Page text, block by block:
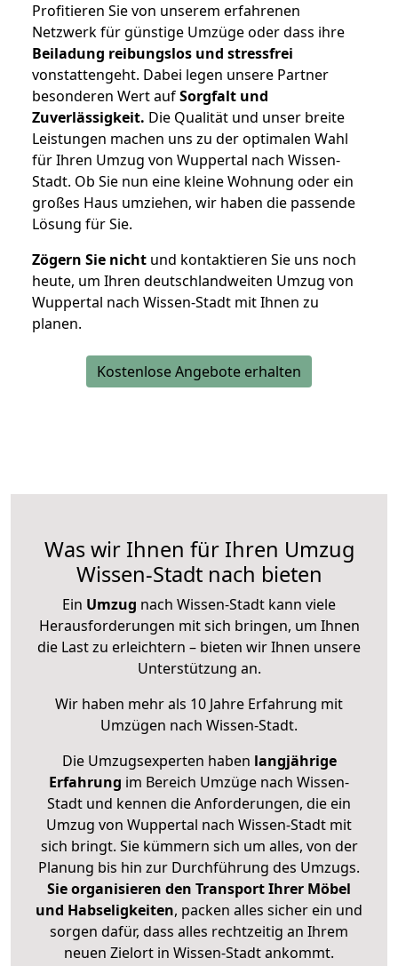
Profitieren Sie von unserem erfahrenen
Netzwerk für günstige Umzüge oder dass ihre
Beiladung reibungslos und stressfrei
vonstattengeht. Dabei legen unsere Partner
besonderen Wert aufSorgfalt und
Zuverlässigkeit. Die Qualität und unser breite
Leistungen machen uns zu der optimalen Wahl
für Ihren Umzug von Wuppertal nach Wissen-
Stadt. Ob Sie nun eine kleine Wohnung oder ein
großes Haus umziehen, wir haben die passende
Lösung für Sie.
Zögern Sie nicht und kontaktieren Sie uns noch
heute, um Ihren deutschlandweiten Umzug von
Wuppertal nach Wissen-Stadt mit Ihnen zu
planen.
Kostenlose Angebote erhalten
Was wir Ihnen für Ihren Umzug
Wissen-Stadt nach bieten
Ein Umzug nach Wissen-Stadt kann viele
Herausforderungen mit sich bringen, um Ihnen
die Last zu erleichtern – bieten wir Ihnen unsere
Unterstützung an.
Wir haben mehr als 10 Jahre Erfahrung mit
Umzügen nach Wissen-Stadt.
Die Umzugsexperten haben langjährige
Erfahrung im Bereich Umzüge nach Wissen-
Stadt und kennen die Anforderungen, die ein
Umzug von Wuppertal nach Wissen-Stadt mit
sich bringt. Sie kümmern sich um alles, von der
Planung bis hin zur Durchführung des Umzugs.
Sie organisieren den Transport Ihrer Möbel
und Habseligkeiten, packen alles sicher ein und
sorgen dafür, dass alles rechtzeitig an Ihrem
neuen Zielort in Wissen-Stadt ankommt.